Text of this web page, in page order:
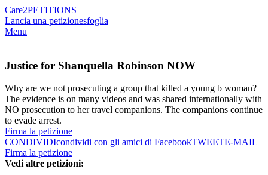
Care2PETITIONS
Lancia una petizionesfoglia
Menu
Justice for Shanquella Robinson NOW
Why are we not prosecuting a group that killed a young b woman?
The evidence is on many videos and was shared internationally with
NO prosecution to her travel companions. The companions continue
to evade arrest.
Firma la petizione
CONDIVIDIcondividi con gli amici di FacebookTWEETE-MAIL
Firma la petizione
Vedi altre petizioni: